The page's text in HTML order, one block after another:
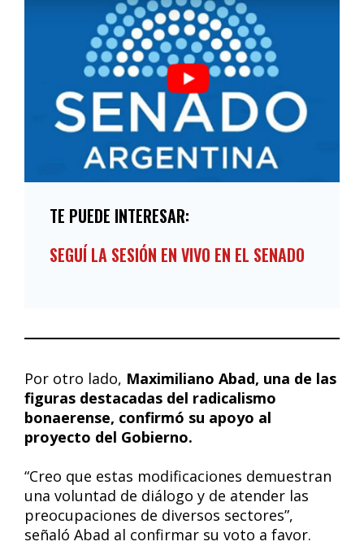
TE PUEDE INTERESAR:
SEGUÍ LA SESIÓN EN VIVO EN EL SENADO
Por otro lado, Maximiliano Abad, una de las
figuras destacadas del radicalismo
bonaerense, confirmó su apoyo al
proyecto del Gobierno.
“Creo que estas modificaciones demuestran
una voluntad de diálogo y de atender las
preocupaciones de diversos sectores”,
señaló Abad al confirmar su voto a favor.